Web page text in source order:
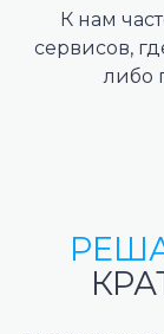
К нам
сервисов,
либо